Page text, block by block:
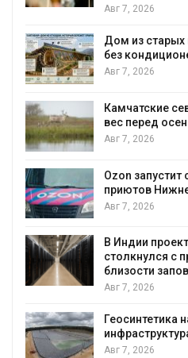
воды и
меняется
Авг 7, 2026
воду
Авг 7, 2026
Авг 7,